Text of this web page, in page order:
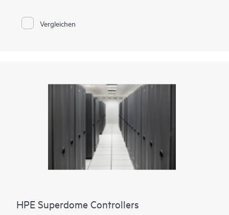
Vergleichen
HPE Superdome Controllers